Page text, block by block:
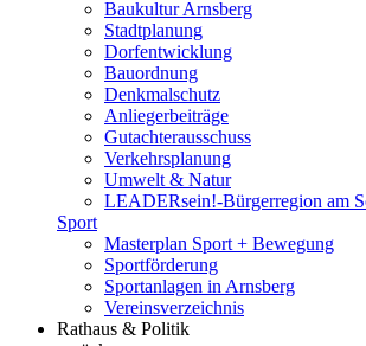
Baukultur Arnsberg
Stadtplanung
Dorfentwicklung
Bauordnung
Denkmalschutz
Anliegerbeiträge
Gutachterausschuss
Verkehrsplanung
Umwelt & Natur
LEADERsein!-Bürgerregion am
Sport
Masterplan Sport + Bewegung
Sportförderung
Sportanlagen in Arnsberg
Vereinsverzeichnis
Rathaus & Politik